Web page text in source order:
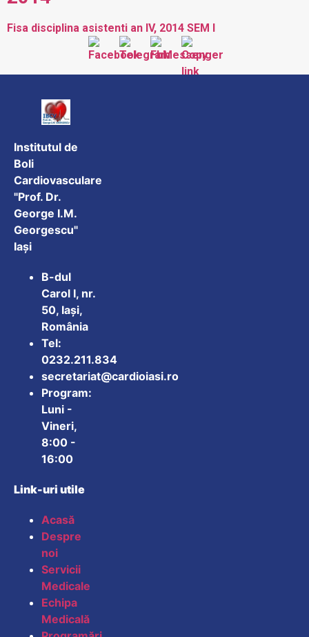
Fisa disciplina asistenti an IV, 2014 SEM I
Institutul de
Boli
Cardiovasculare
"Prof. Dr.
George I.M.
Georgescu"
Iași
B-dul
Carol I, nr.
50, Iași,
România
Tel:
0232.211.834
secretariat@cardioiasi.ro
Program:
Luni -
Vineri,
8:00 -
16:00
Link-uri utile
Acasă
Despre
noi
Servicii
Medicale
Echipa
Medicală